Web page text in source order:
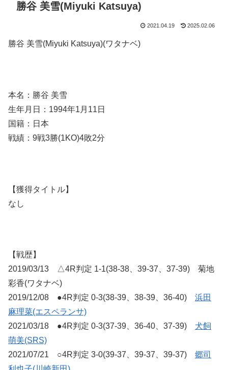
勝谷 美雪(Miyuki Katsuya)
2021.04.19 2025.02.06
勝谷 美雪(Miyuki Katsuya)(ワタナベ)
本名：勝谷 美雪
生年月日：1994年1月11日
国籍：日本
戦績：9戦3勝(1KO)4敗2分
【獲得タイトル】
なし
【戦歴】
2019/03/13 △4R判定 1-1(38-38、39-37、37-39) 菊地
彩香(ワタナベ)
2019/12/08 ●4R判定 0-3(38-39、38-39、36-40) 浜田
麻理菜(エスペランサ)
2021/03/18 ●4R判定 0-3(37-39、36-40、37-39) 犬飼
萌美(SRS)
2021/07/21 ○4R判定 3-0(39-37、39-37、39-37) 郷司